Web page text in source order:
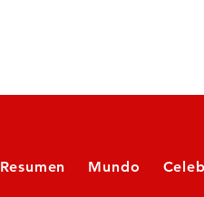
Resumen Mundo